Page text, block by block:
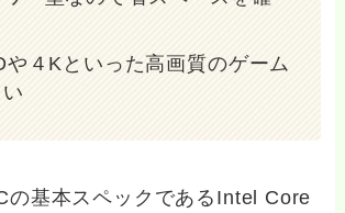
や４Kといった高画質のゲーム
の基本スペックであるIntel Core